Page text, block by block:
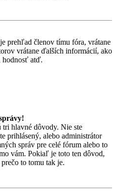
prehľad členov tímu fóra, vrátane
vrátane ďalších informácií, ako
hodnosť atď.
tri hlavné dôvody. Nie ste
prihlásený, alebo administrátor
správ pre celé fórum alebo to
vám. Pokiaľ je toto ten dôvod,
to tomu tak je.